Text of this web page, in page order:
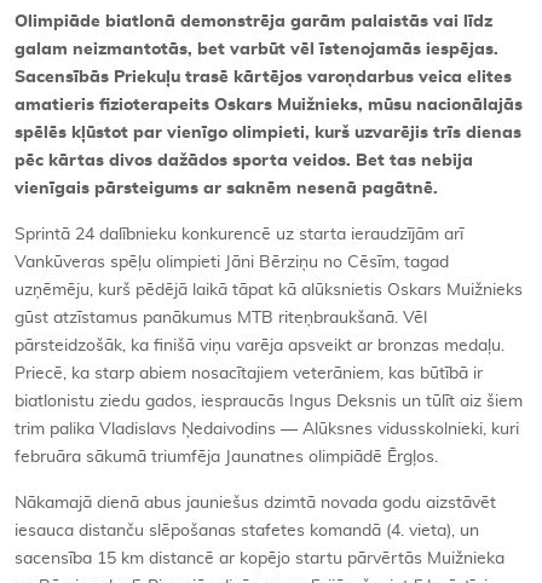
Olimpiāde biatlonā demonstrēja garām palaistās vai līdz
galam neizmantotās, bet varbūt vēl īstenojamās iespējas.
Sacensībās Priekuļu trasē kārtējos varoņdarbus veica elites
amatieris fizioterapeits Oskars Muižnieks, mūsu nacionālajās
spēlēs kļūstot par vienīgo olimpieti, kurš uzvarējis trīs dienas
pēc kārtas divos dažādos sporta veidos. Bet tas nebija
vienīgais pārsteigums ar saknēm nesenā pagātnē.
Sprintā 24 dalībnieku konkurencē uz starta ieraudzījām arī
Vankūveras spēļu olimpieti Jāni Bērziņu no Cēsīm, tagad
uzņēmēju, kurš pēdējā laikā tāpat kā alūksnietis Oskars Muižnieks
gūst atzīstamus panākumus MTB riteņbraukšanā. Vēl
pārsteidzošāk, ka finišā viņu varēja apsveikt ar bronzas medaļu.
Priecē, ka starp abiem nosacītajiem veterāniem, kas būtībā ir
biatlonistu ziedu gados, iespraucās Ingus Deksnis un tūlīt aiz šiem
trim palika Vladislavs Ņedaivodins — Alūksnes vidusskolnieki, kuri
februāra sākumā triumfēja Jaunatnes olimpiādē Ērgļos.
Nākamajā dienā abus jauniešus dzimtā novada godu aizstāvēt
iesauca distanču slēpošanas stafetes komandā (4. vieta), un
sacensība 15 km distancē ar kopējo startu pārvērtās Muižnieka